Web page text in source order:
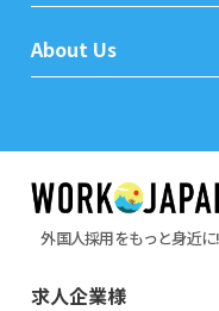
About Us
外国人採用をもっと身近に!
求人企業様